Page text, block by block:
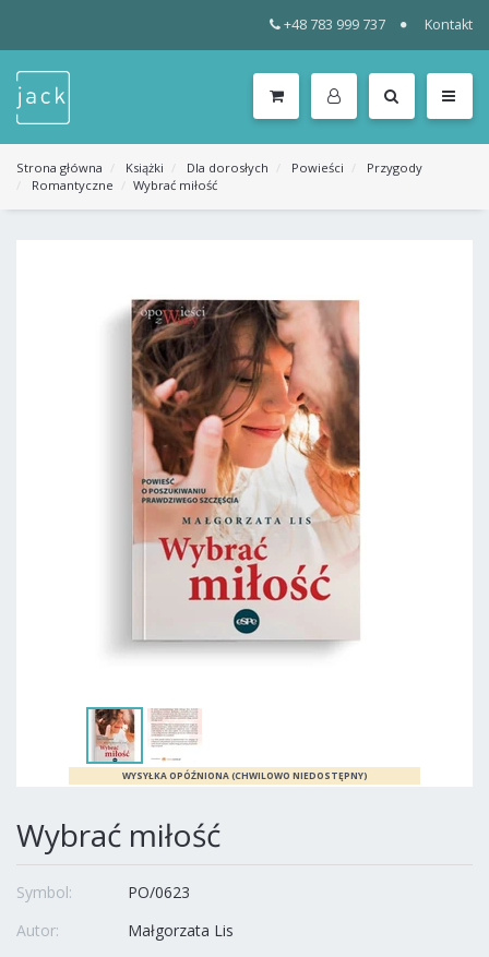
+48 783 999 737 Kontakt
KATEGORIE
MENU
Strona główna Książki Dla dorosłych Powieści
Przygody
Romantyczne
Wybrać miłość
Wybrać miłość
Symbol:
PO/0623
Autor:
Małgorzata Lis